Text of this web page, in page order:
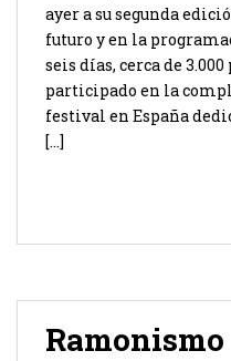
ayer a su segunda
futuro y en la
seis días, cerca de
participado en la
festival en España
[…]
Ramonismo